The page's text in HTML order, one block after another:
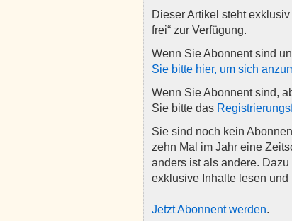
Dieser Artikel steht
frei“ zur Verfügung.
Wenn Sie Abonnent sind
Sie bitte hier, um sich
Wenn Sie Abonnent sind,
Sie bitte das
Sie sind noch kein
zehn Mal im Jahr eine
anders ist als andere.
exklusive Inhalte lesen und
Jetzt Abonnent werden.